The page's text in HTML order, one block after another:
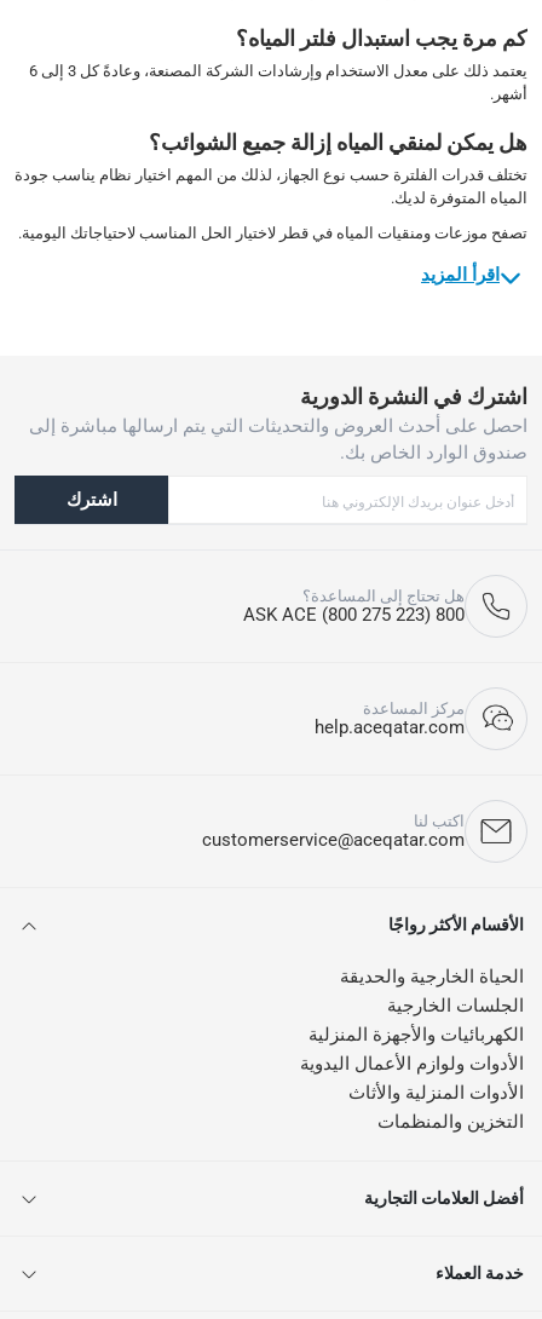
كم مرة يجب استبدال فلتر المياه؟
يعتمد ذلك على معدل الاستخدام وإرشادات الشركة المصنعة، وعادةً كل 3 إلى 6
أشهر.
هل يمكن لمنقي المياه إزالة جميع الشوائب؟
تختلف قدرات الفلترة حسب نوع الجهاز، لذلك من المهم اختيار نظام يناسب جودة
المياه المتوفرة لديك.
تصفح موزعات ومنقيات المياه في قطر لاختيار الحل المناسب لاحتياجاتك اليومية.
اقرأ المزيد
اشترك في النشرة الدورية
احصل على أحدث العروض والتحديثات التي يتم ارسالها مباشرة إلى
صندوق الوارد الخاص بك.
اشترك
هل تحتاج إلى المساعدة؟
800 ASK ACE (800 275 223)
مركز المساعدة
help.aceqatar.com
اكتب لنا
customerservice@aceqatar.com
الأقسام الأكثر رواجًا
الحياة الخارجية والحديقة
الجلسات الخارجية
الكهربائيات والأجهزة المنزلية
الأدوات ولوازم الأعمال اليدوية
الأدوات المنزلية والأثاث
التخزين والمنظمات
أفضل العلامات التجارية
خدمة العملاء